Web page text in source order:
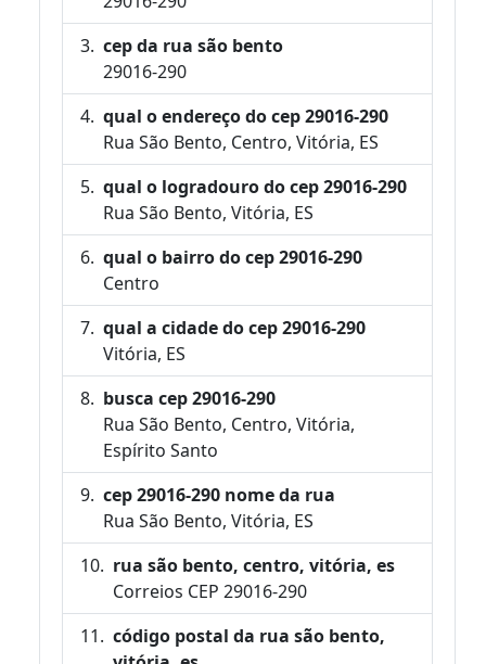
cep da rua são bento
29016-290
qual o endereço do cep 29016-290
Rua São Bento, Centro, Vitória, ES
qual o logradouro do cep 29016-290
Rua São Bento, Vitória, ES
qual o bairro do cep 29016-290
Centro
qual a cidade do cep 29016-290
Vitória, ES
busca cep 29016-290
Rua São Bento, Centro, Vitória,
Espírito Santo
cep 29016-290 nome da rua
Rua São Bento, Vitória, ES
rua são bento, centro, vitória, es
Correios CEP 29016-290
código postal da rua são bento,